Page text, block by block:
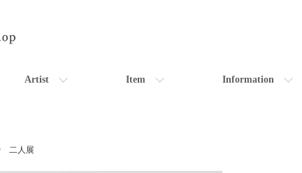
Artist Item Information
二人展